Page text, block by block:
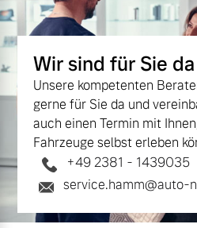
Wir sind für Sie da
Unsere kompetenten
gerne für Sie da und
auch einen Termin mit
Fahrzeuge selbst erleben
+49 2381 - 1439035
service.hamm@auto-